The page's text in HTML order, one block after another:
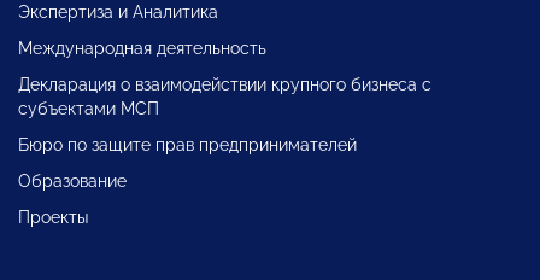
Экспертиза и Аналитика
Международная деятельность
Декларация о взаимодействии крупного бизнеса с
субъектами МСП
Бюро по защите прав предпринимателей
Образование
Проекты